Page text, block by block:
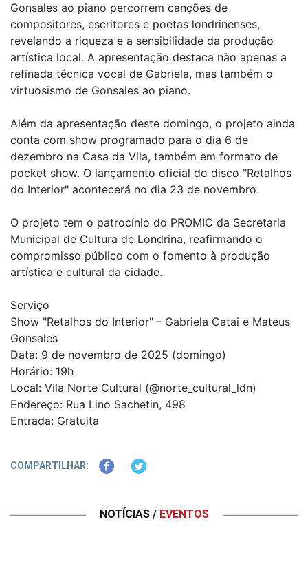
Gonsales ao piano percorrem canções de
compositores, escritores e poetas londrinenses,
revelando a riqueza e a sensibilidade da produção
artística local. A apresentação destaca não apenas a
refinada técnica vocal de Gabriela, mas também o
virtuosismo de Gonsales ao piano.
Além da apresentação deste domingo, o projeto ainda
conta com show programado para o dia 6 de
dezembro na Casa da Vila, também em formato de
pocket show. O lançamento oficial do disco "Retalhos
do Interior" acontecerá no dia 23 de novembro.
O projeto tem o patrocínio do PROMIC da Secretaria
Municipal de Cultura de Londrina, reafirmando o
compromisso público com o fomento à produção
artística e cultural da cidade.
Serviço
Show "Retalhos do Interior" - Gabriela Catai e Mateus
Gonsales
Data: 9 de novembro de 2025 (domingo)
Horário: 19h
Local: Vila Norte Cultural (@norte_cultural_ldn)
Endereço: Rua Lino Sachetin, 498
Entrada: Gratuita
COMPARTILHAR:
NOTÍCIAS / EVENTOS